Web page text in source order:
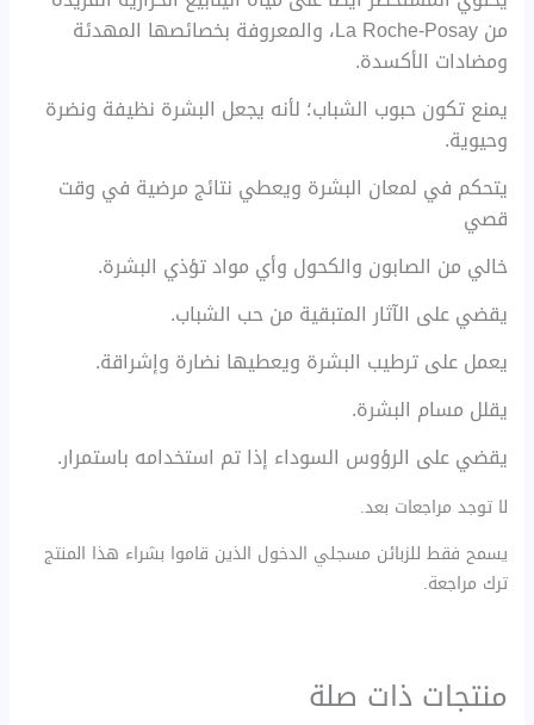
من La Roche-Posay، والمعروفة بخصائصها المهدئة
ومضادات الأكسدة.
يمنع تكون حبوب الشباب؛ لأنه يجعل البشرة نظيفة ونضرة
وحيوية.
يتحكم في لمعان البشرة ويعطي نتائج مرضية في وقت
قصي
خالي من الصابون والكحول وأي مواد تؤذي البشرة.
يقضي على الآثار المتبقية من حب الشباب.
يعمل على ترطيب البشرة ويعطيها نضارة وإشراقة.
يقلل مسام البشرة.
يقضي على الرؤوس السوداء إذا تم استخدامه باستمرار.
لا توجد مراجعات بعد.
يسمح فقط للزبائن مسجلي الدخول الذين قاموا بشراء هذا المنتج
ترك مراجعة.
منتجات ذات صلة